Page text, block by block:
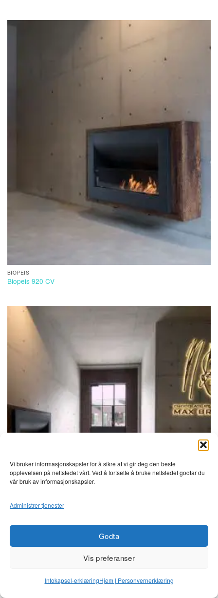
Vi bruker informasjonskapsler for å sikre at vi gir deg den beste
opplevelsen på nettstedet vårt. Ved å fortsette å bruke nettstedet godtar du
vår bruk av informasjonskapsler.
Administrer tjenester
Godta
Vis preferanser
Infokapsel-erklæringHjem | Personvernerklæring
BIOPEIS
Biopeis 920 CV